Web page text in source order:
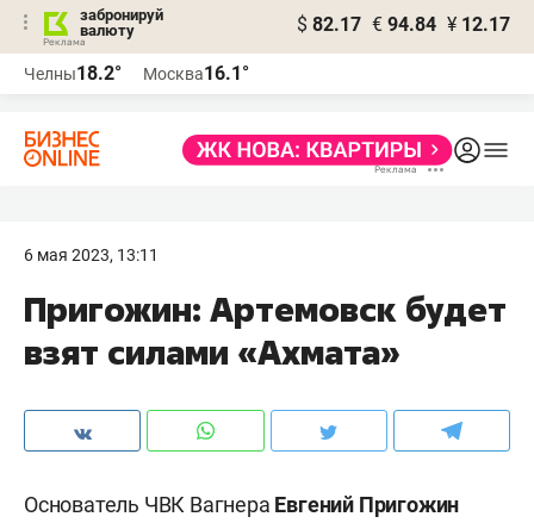
забронируй
валюту
$ 82.17 € 94.84 ¥ 12.17
Челны18.2° Москва16.1°
6 мая 2023, 13:11
Пригожин: Артемовск будет
взят силами «Ахмата»
Основатель ЧВК Вагнера Евгений Пригожин